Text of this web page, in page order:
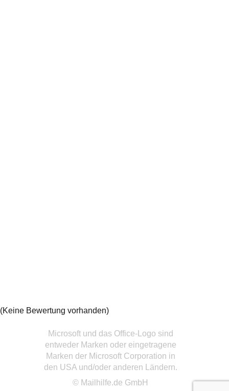
(Keine Bewertung vorhanden)
Microsoft und das Office-Logo sind
entweder Marken oder eingetragene
Marken der Microsoft Corporation in
den USA und/oder anderen Ländern.
© Mailhilfe.de GmbH